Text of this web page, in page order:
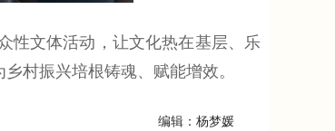
文体活动，让文化热在基层、乐
村振兴培根铸魂、赋能增效。
编辑：杨梦媛